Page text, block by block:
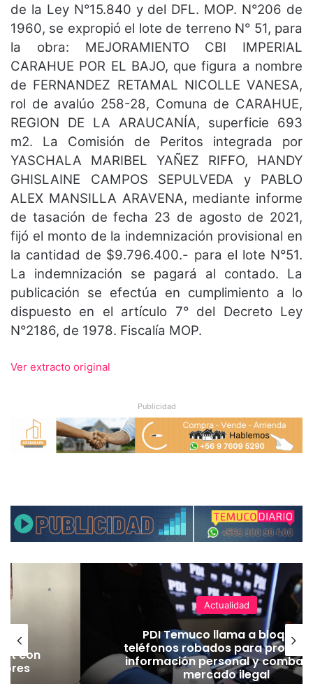
de la Ley N°15.840 y del DFL. MOP. N°206 de
1960, se expropió el lote de terreno N° 51, para
la obra: MEJORAMIENTO CBI IMPERIAL
CARAHUE POR EL BAJO, que figura a nombre
de FERNANDEZ RETAMAL NICOLLE VANESA,
rol de avalúo 258-28, Comuna de CARAHUE,
REGION DE LA ARAUCANÍA, superficie 693
m2. La Comisión de Peritos integrada por
YASCHALA MARIBEL YAÑEZ RIFFO, HANDY
GHISLAINE CAMPOS SEPULVEDA y PABLO
ALEX MANSILLA ARAVENA, mediante informe
de tasación de fecha 23 de agosto de 2021,
fijó el monto de la indemnización provisional en
la cantidad de $9.796.400.- para el lote N°51.
La indemnización se pagará al contado. La
publicación se efectúa en cumplimiento a lo
dispuesto en el artículo 7° del Decreto Ley
N°2186, de 1978. Fiscalía MOP.
Ver extracto original
Publicidad
en
con
Actualidad
PDI Temuco llama a bloquear
teléfonos robados para
información personal y
mercado ilegal